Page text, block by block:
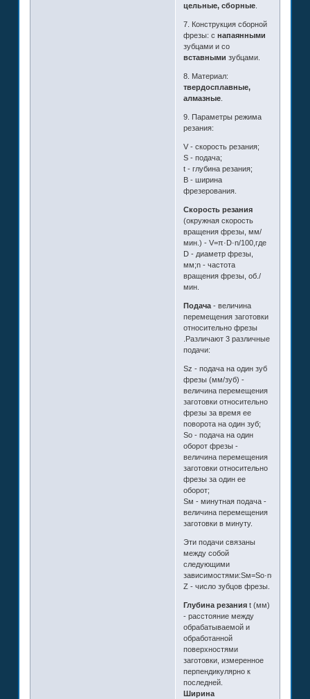
цельные, сборные.
7. Конструкция сборной
фрезы: с напаянными
зубцами и со
вставными зубцами.
8. Материал:
твердосплавные,
алмазные.
9. Параметры режима
резания:
V - скорость резания;
S - подача;
t - глубина резания;
B - ширина
фрезерования.
Скорость резания
(окружная скорость
вращения фрезы, мм/
мин.) - V=π·D·n/100,где
D - диаметр фрезы,
мм;n - частота
вращения фрезы, об./
мин.
Подача- величина
перемещения заготовки
относительно фрезы
.Различают 3 различные
подачи:
Sz - подача на один зуб
фрезы (мм/зуб) -
величина перемещения
заготовки относительно
фрезы за время ее
поворота на один зуб;
Sо - подача на один
оборот фрезы -
величина перемещения
заготовки относительно
фрезы за один ее
оборот;
Sм - минутная подача -
величина перемещения
заготовки в минуту.
Эти подачи связаны
между собой
следующими
Z - число зубцов фрезы.
Глубина резания t (мм)
- расстояние между
обрабатываемой и
обработанной
поверхностями
заготовки, измеренное
перпендикулярно к
последней.
Ширина